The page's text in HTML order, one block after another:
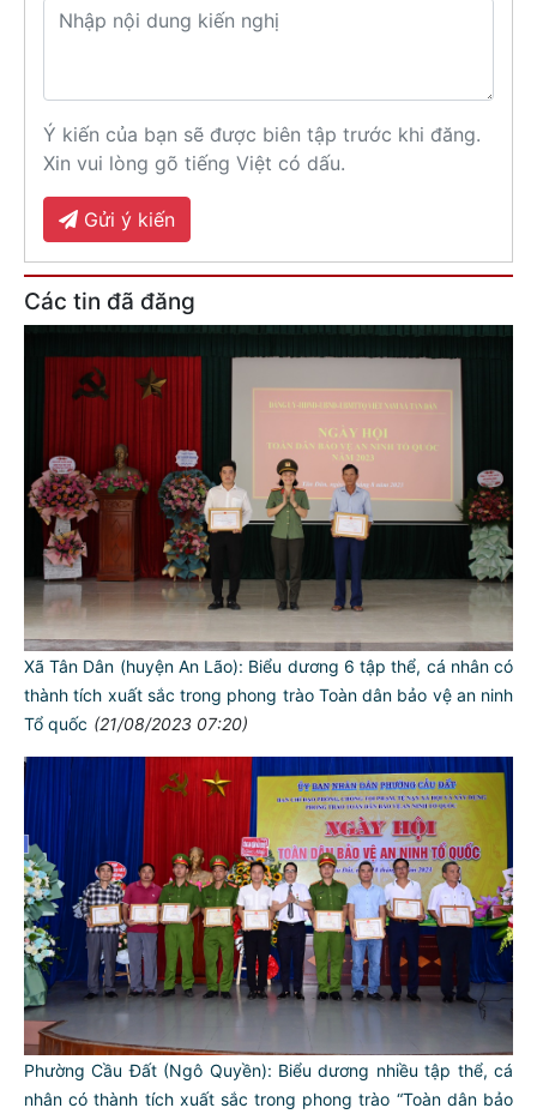
Ý kiến của bạn sẽ được biên tập trước khi đăng.
Xin vui lòng gõ tiếng Việt có dấu.
Gửi ý kiến
Các tin đã đăng
Xã Tân Dân (huyện An Lão): Biểu dương 6 tập thể, cá nhân có
thành tích xuất sắc trong phong trào Toàn dân bảo vệ an ninh
Tổ quốc (21/08/2023 07:20)
Phường Cầu Đất (Ngô Quyền): Biểu dương nhiều tập thể, cá
nhân có thành tích xuất sắc trong phong trào “Toàn dân bảo